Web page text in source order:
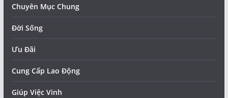
Chuyên Mục Chung
Đời Sống
Ưu Đãi
Cung Cấp Lao Động
Giúp Việc Vinh